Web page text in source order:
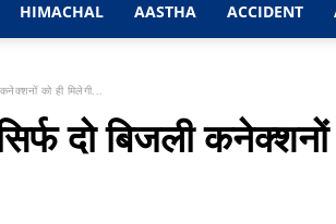
HIMACHAL AASTHA ACCIDENT
को ही मिलेगी...
दो बिजली कनेक्शनों